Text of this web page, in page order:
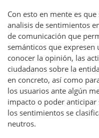
Con esto en mente es
analisis de sentimientos
de comunicación que
semánticos que
conocer la opinión, las
ciudadanos sobre la
en concreto, así como
los usuarios ante algún
impacto o poder anticipar
los sentimientos se
neutros.